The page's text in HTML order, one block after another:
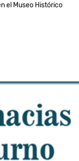
el Museo Histórico